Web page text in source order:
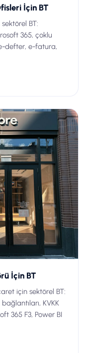
İçin BT
BT:
365, çoklu
defter, e-fatura,
İçin BT
için sektörel BT:
KVKK
365 F3, Power BI